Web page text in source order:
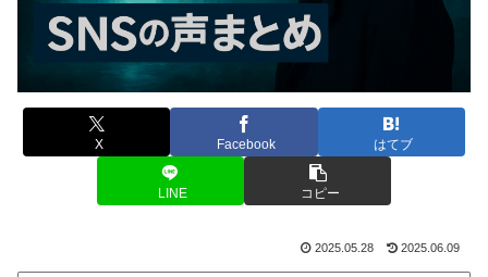
X Facebook はてブ
LINE コピー
2025.05.28 2025.06.09